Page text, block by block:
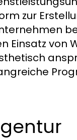
zur
Einsatz von